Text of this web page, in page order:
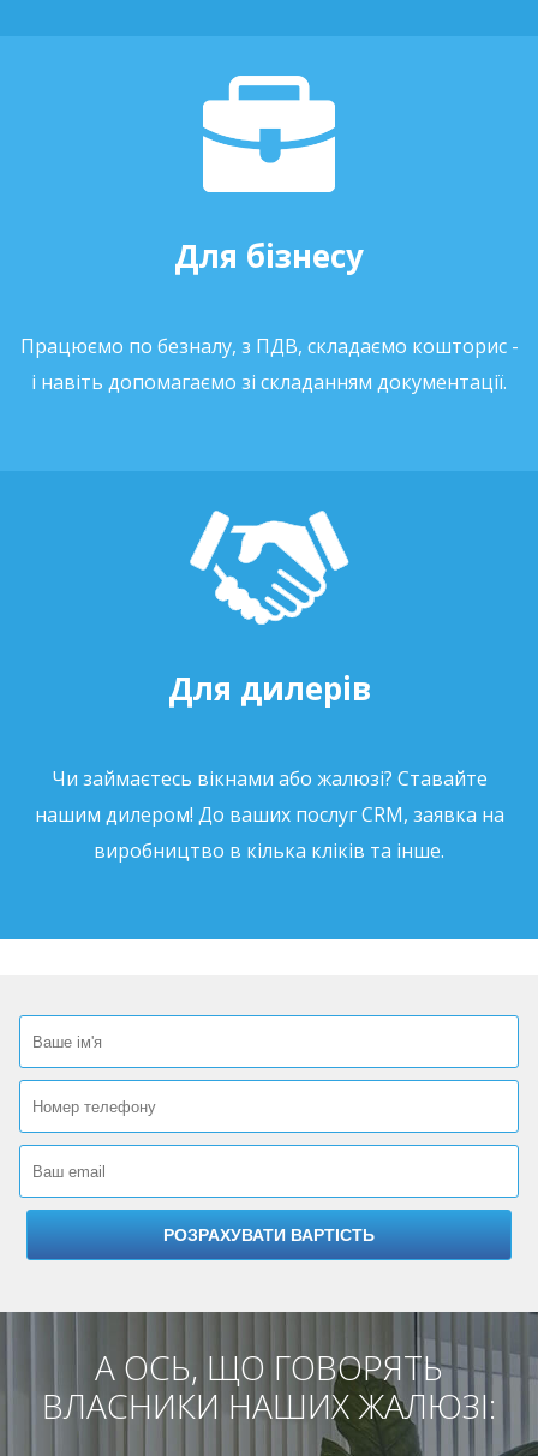
Для бізнесу
Працюємо по безналу, з ПДВ, складаємо кошторис -
і навіть допомагаємо зі складанням документації.
Для дилерів
Чи займаєтесь вікнами або жалюзі? Ставайте
нашим дилером! До ваших послуг CRM, заявка на
виробництво в кілька кліків та інше.
А ОСЬ, ЩО ГОВОРЯТЬ
ВЛАСНИКИ НАШИХ ЖАЛЮЗІ: